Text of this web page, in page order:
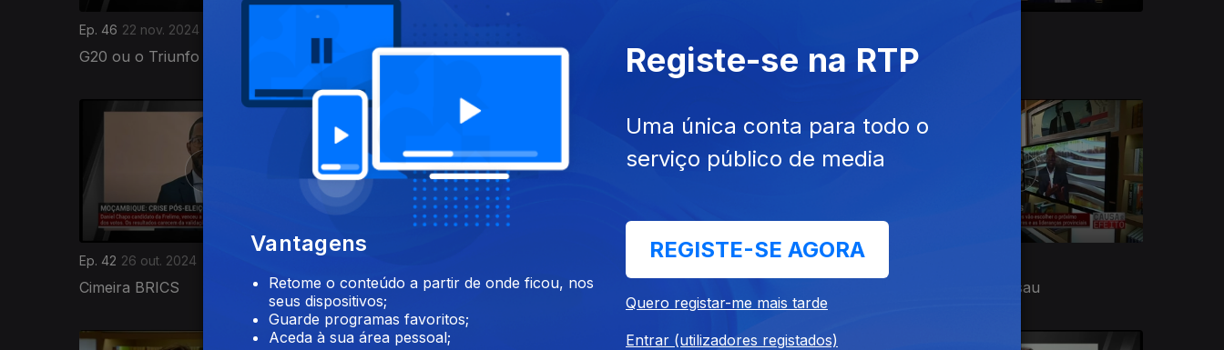
Ep. 46 22 nov. 2024
G20 ou o Triunfo de Lula COP29, Na Sombra de Trump
Ep. 42 26 out. 2024
Cimeira BRICS Estado da Nação
Ep. 40 11 out. 2024
Crise na Guiné-Bissau
799116
Vantagens
Retome o conteúdo a partir de onde ficou, nos
seus dispositivos;
Guarde programas favoritos;
Aceda à sua área pessoal;
Registe-se na RTP
Uma única conta para todo o
serviço público de media
REGISTE-SE AGORA
Quero registar-me mais tarde
Entrar (utilizadores registados)